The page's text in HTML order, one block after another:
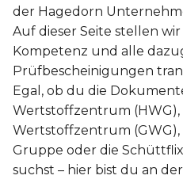
der Hagedorn
Auf dieser Seite stellen
Kompetenz und alle
Prüfbescheinigungen
Egal, ob du die
Wertstoffzentrum (HWG),
Wertstoffzentrum
Gruppe oder die
suchst – hier bist du an